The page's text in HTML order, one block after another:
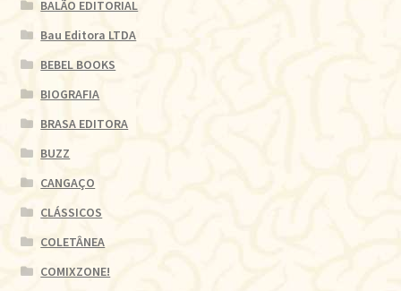
BALÃO EDITORIAL
Bau Editora LTDA
BEBEL BOOKS
BIOGRAFIA
BRASA EDITORA
BUZZ
CANGAÇO
CLÁSSICOS
COLETÂNEA
COMIXZONE!